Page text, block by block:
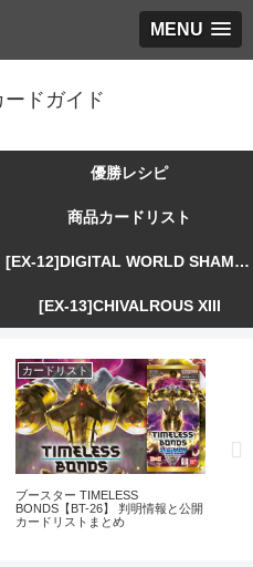
MENU
ドガイド
優勝レシピ
商品カードリスト
[EX-12]DIGITAL WORLD SHAMBALA
[EX-13]CHIVALROUS XIII
カードリスト
ブースター TIMELESS
BONDS【BT-26】 判明情報と公開
カードリストまとめ